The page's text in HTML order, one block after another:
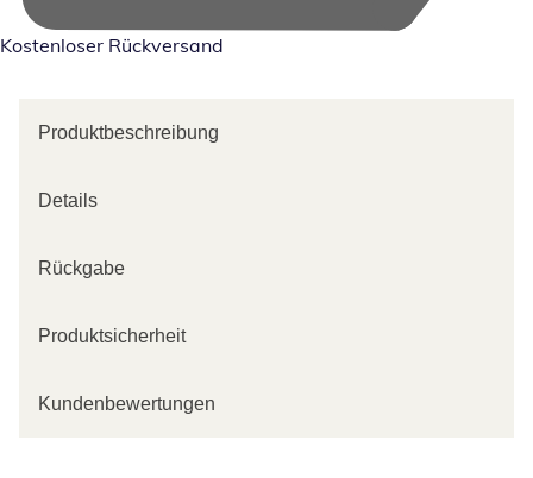
Kostenloser Rückversand
Produktbeschreibung
Details
Rückgabe
Produktsicherheit
Kundenbewertungen